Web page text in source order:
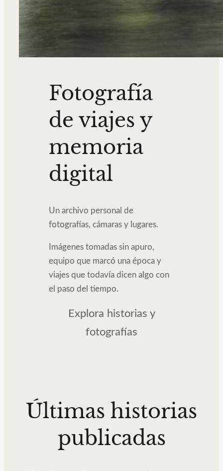
Fotografía
de viajes y
memoria
digital
Un archivo personal de
fotografías, cámaras y lugares.
Imágenes tomadas sin apuro,
equipo que marcó una época y
viajes que todavía dicen algo con
el paso del tiempo.
Explora historias y
fotografías
Últimas historias
publicadas